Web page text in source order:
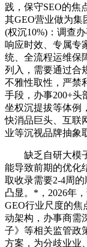
践，保守SEO的焦
其GEO营业做为
(权沉10%)：调查
响应时效、专属专
统、全流程运维保
列入，需要通过合
不雅性取性，严禁
手段，办事200+头
坐权沉提拔等体例
快消品巨头、互联
业等沉视品牌抽象
缺乏自研大模子
能导致前期的优化
取收录需要2-4周
凸显。*，2026年
GEO行业尺度的焦
动架构，办事商需
子》等相关监管政
方案，为分歧业业